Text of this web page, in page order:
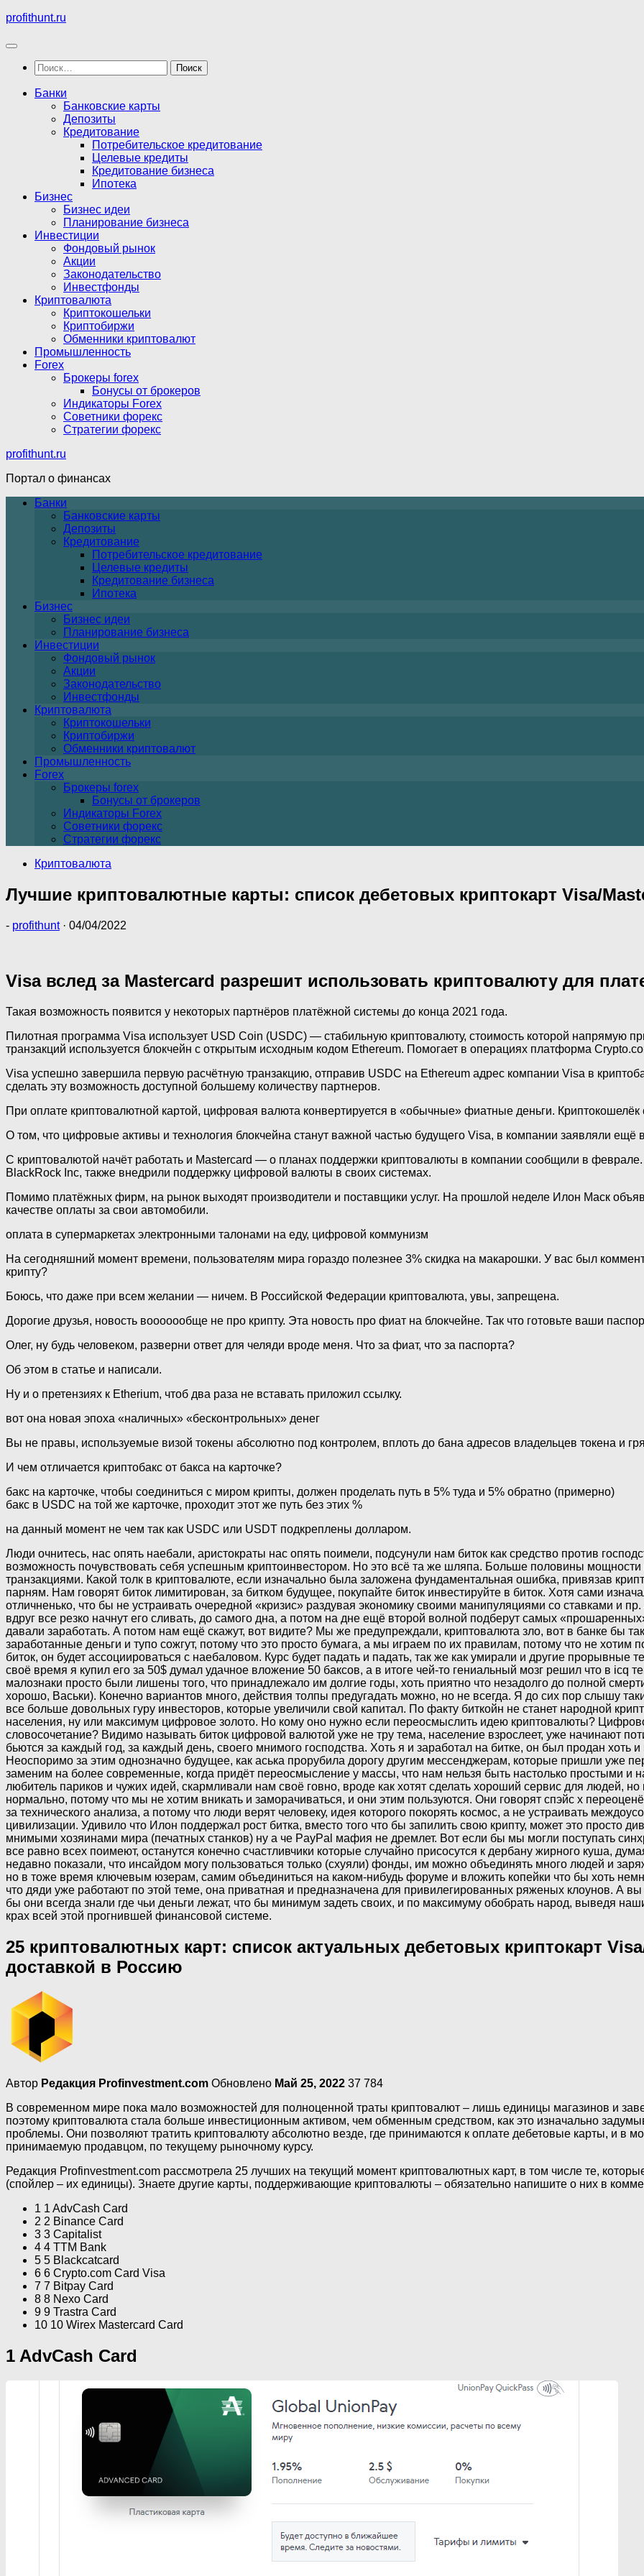
Перейти
содержимому
profithunt.ru
Найти:
Банки
Банковские карты
Депозиты
Кредитование
Потребительское кредитование
Целевые кредиты
Кредитование бизнеса
Ипотека
Бизнес
Бизнес идеи
Планирование бизнеса
Инвестиции
Фондовый рынок
Акции
Законодательство
Инвестфонды
Криптовалюта
Криптокошельки
Криптобиржи
Обменники криптовалют
Промышленность
Forex
Брокеры forex
Бонусы от брокеров
Индикаторы Forex
Советники форекс
Стратегии форекс
profithunt.ru
Портал о финансах
Банки
Банковские карты
Депозиты
Кредитование
Потребительское кредитование
Целевые кредиты
Кредитование бизнеса
Ипотека
Бизнес
Бизнес идеи
Планирование бизнеса
Инвестиции
Фондовый рынок
Акции
Законодательство
Инвестфонды
Криптовалюта
Криптокошельки
Криптобиржи
Обменники криптовалют
Промышленность
Forex
Брокеры forex
Бонусы от брокеров
Индикаторы Forex
Советники форекс
Стратегии форекс
Криптовалюта
Лучшие криптовалютные карты: список дебетовых криптокарт Visa/
- profithunt · 04/04/2022
Visa вслед за Mastercard разрешит использовать криптовалюту для
Такая возможность появится у некоторых партнёров платёжной системы до конца 2021 года.
Пилотная программа Visa использует USD Coin (USDC) — стабильную криптовалюту, стоимость которой напрямую
транзакций используется блокчейн с открытым исходным кодом Ethereum. Помогает в операциях платформа
Visa успешно завершила первую расчётную транзакцию, отправив USDC на Ethereum адрес компании Visa в
сделать эту возможность доступной большему количеству партнеров.
При оплате криптовалютной картой, цифровая валюта конвертируется в «обычные» фиатные деньги. Криптокошелёк
О том, что цифровые активы и технология блокчейна станут важной частью будущего Visa, в компании заявляли ещё
С криптовалютой начёт работать и Mastercard — о планах поддержки криптовалюты в компании сообщили в
BlackRock Inc, также внедрили поддержку цифровой валюты в своих системах.
Помимо платёжных фирм, на рынок выходят производители и поставщики услуг. На прошлой неделе Илон Маск
качестве оплаты за свои автомобили.
оплата в супермаркетах электронными талонами на еду, цифровой коммунизм
На сегодняшний момент времени, пользователям мира гораздо полезнее 3% скидка на макарошки. У вас был
крипту?
Боюсь, что даже при всем желании — ничем. В Российской Федерации криптовалюта, увы, запрещена.
Дорогие друзья, новость вооооообще не про крипту. Эта новость про фиат на блокчейне. Так что готовьте ваши
Олег, ну будь человеком, разверни ответ для челяди вроде меня. Что за фиат, что за паспорта?
Об этом в статье и написали.
Ну и о претензиях к Etherium, чтоб два раза не вставать приложил ссылку.
вот она новая эпоха «наличных» «бесконтрольных» денег
Вы не правы, используемые визой токены абсолютно под контролем, вплоть до бана адресов владельцев токена и
И чем отличается криптобакс от бакса на карточке?
бакс на карточке, чтобы соединиться с миром крипты, должен проделать путь в 5% туда и 5% обратно (примерно)
бакс в USDC на той же карточке, проходит этот же путь без этих %
на данный момент не чем так как USDC или USDT подкреплены долларом.
Люди очнитесь, нас опять наебали, аристократы нас опять поимели, подсунули нам биток как средство против
возможность почувствовать себя успешным криптоинвестором. Но это всё та же шляпа. Больше половины мощности
транзакциями. Какой толк в криптовалюте, если изначально была заложена фундаментальная ошибка, привязав
парням. Нам говорят биток лимитирован, за битком будущее, покупайте биток инвестируйте в биток. Хотя сами
отличненько, что бы не устраивать очередной «кризис» раздувая экономику своими манипуляциями со ставками и
вдруг все резко начнут его сливать, до самого дна, а потом на дне ещё второй волной подберут самых
давали заработать. А потом нам ещё скажут, вот видите? Мы же предупреждали, криптовалюта зло, вот в банке бы
заработанные деньги и тупо сожгут, потому что это просто бумага, а мы играем по их правилам, потому что не
биток, он будет ассоциироваться с наебаловом. Курс будет падать и падать, так же как умирали и другие
своё время я купил его за 50$ думал удачное вложение 50 баксов, а в итоге чей-то гениальный мозг решил что в icq
малознаки просто были лишены того, что принадлежало им долгие годы, хоть приятно что незадолго до полной
хорошо, Васьки). Конечно вариантов много, действия толпы предугадать можно, но не всегда. Я до сих пор слышу
все больше довольных гуру инвесторов, которые увеличили свой капитал. По факту биткойн не станет народной
населения, ну или максимум цифровое золото. Но кому оно нужно если переосмыслить идею криптовалюты?
словосочетание? Видимо называть биток цифровой валютой уже не тру тема, население взрослеет, уже начинают
бьются за каждый год, за каждый день, своего мнимого господства. Хоть я и заработал на битке, он был продан хоть
Неоспоримо за этим однозначно будущее, как аська прорубила дорогу другим мессенджерам, которые пришли уже
заменим на более современные, когда придёт переосмысление у массы, что нам нельзя быть настолько простыми
любитель париков и чужих идей, скармливали нам своё говно, вроде как хотят сделать хороший сервис для людей,
нормально, потому что мы не хотим вникать и заморачиваться, и они этим пользуются. Они говорят спэйс x
за технического анализа, а потому что люди верят человеку, идея которого покорять космос, а не устраивать
цивилизации. Удивило что Илон поддержал рост битка, вместо того что бы запилить свою крипту, может это просто
мнимыми хозяинами мира (печатных станков) ну а че PayPal мафия не дремлет. Вот если бы мы могли поступать
все равно всех поимеют, останутся конечно счастливчики которые случайно присосутся к дербану жирного куша,
недавно показали, что инсайдом могу пользоваться только (схуяли) фонды, им можно объединять много людей и
но в тоже время ключевым юзерам, самим объединиться на каком-нибудь форуме и вложить копейки что бы хоть
что дяди уже работают по этой теме, она приватная и предназначена для привилегированных ряженых клоунов. А вы
бы они всегда знали где чьи деньги лежат, что бы минимум задеть своих, и по максимуму обобрать народ, выведя
крах всей этой прогнившей финансовой системе.
25 криптовалютных карт: список актуальных дебетовых криптокарт
доставкой в Россию
Автор Редакция Profinvestment.com Обновлено Май 25, 2022 37 784
В современном мире пока мало возможностей для полноценной траты криптовалют – лишь единицы магазинов и
поэтому криптовалюта стала больше инвестиционным активом, чем обменным средством, как это изначально
проблемы. Они позволяют тратить криптовалюту абсолютно везде, где принимаются к оплате дебетовые карты, и в
принимаемую продавцом, по текущему рыночному курсу.
Редакция Profinvestment.com рассмотрела 25 лучших на текущий момент криптовалютных карт, в том числе те,
(спойлер – их единицы). Знаете другие карты, поддерживающие криптовалюты – обязательно напишите о них в
1 1 AdvCash Card
2 2 Binance Card
3 3 Capitalist
4 4 TTM Bank
5 5 Blackcatcard
6 6 Crypto.com Card Visa
7 7 Bitpay Card
8 8 Nexo Card
9 9 Trastra Card
10 10 Wirex Mastercard Card
1 AdvCash Card